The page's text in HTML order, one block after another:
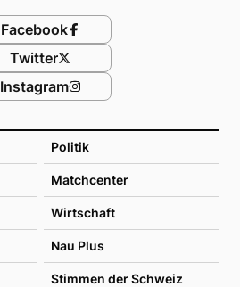
Politik
Matchcenter
Wirtschaft
Nau Plus
Stimmen der Schweiz
Facebook
Twitter
Instagram